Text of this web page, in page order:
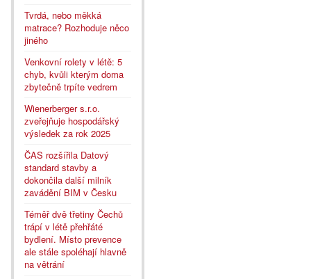
Tvrdá, nebo měkká
matrace? Rozhoduje něco
jiného
Venkovní rolety v létě: 5
chyb, kvůli kterým doma
zbytečně trpíte vedrem
Wienerberger s.r.o.
zveřejňuje hospodářský
výsledek za rok 2025
ČAS rozšířila Datový
standard stavby a
dokončila další milník
zavádění BIM v Česku
Téměř dvě třetiny Čechů
trápí v létě přehřáté
bydlení. Místo prevence
ale stále spoléhají hlavně
na větrání